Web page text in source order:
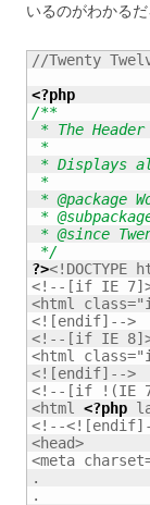
いるのがわかるだ
//Twenty
<?php
/**
* The
*
* Displays
*
* @package
*
* @since
*/
?><!DOCTYPE
<!--[if IE
<html
<![endif]-->
<!--[if IE
<html
<![endif]-->
<!--[if !(IE
<html <?php
<!--
<head>
<meta
.
.